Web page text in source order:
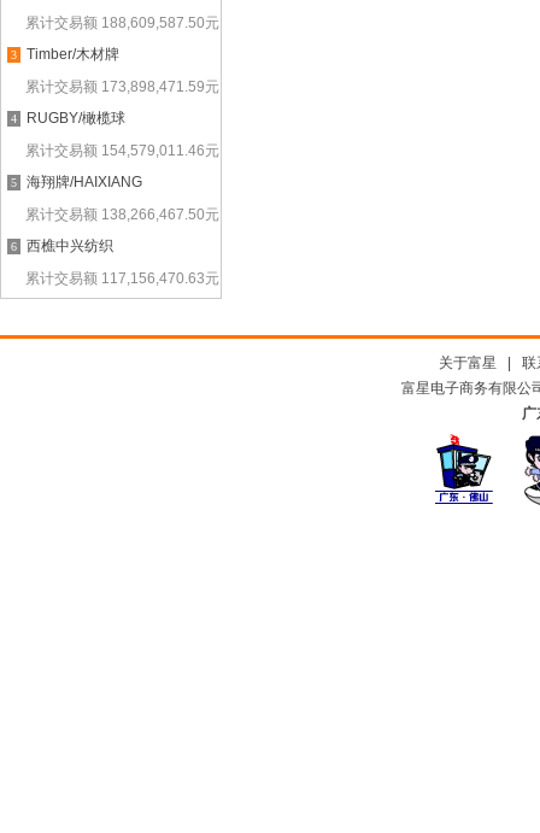
累计交易额 188,609,587.50元
3
Timber/木材牌
累计交易额 173,898,471.59元
4
RUGBY/橄榄球
累计交易额 154,579,011.46元
5
海翔牌/HAIXIANG
累计交易额 138,266,467.50元
6
西樵中兴纺织
累计交易额 117,156,470.63元
关于富星
联
富星电子商务有限公